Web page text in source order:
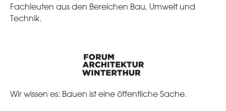
Fachleuten aus den Bereichen Bau, Umwelt und
Technik.
Wir wissen es: Bauen ist eine öffentliche Sache.